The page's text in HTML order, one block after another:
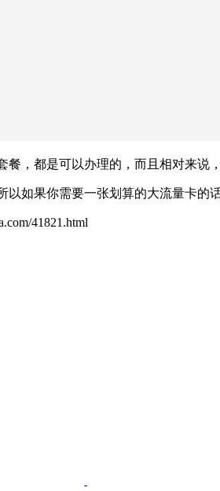
，都是可以办理的，而且相对来说
如果你需要一张划算的大流量卡的
41821.html